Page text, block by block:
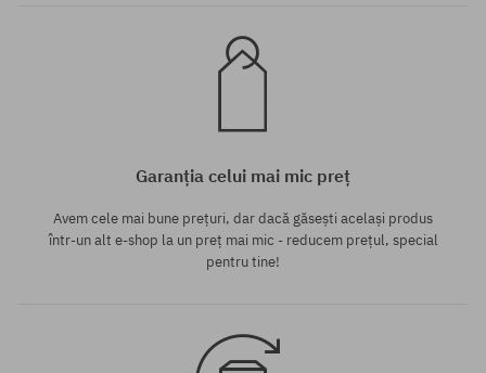
Garanția celui mai mic preț
Avem cele mai bune prețuri, dar dacă găsești același produs
într-un alt e-shop la un preț mai mic - reducem prețul, special
pentru tine!